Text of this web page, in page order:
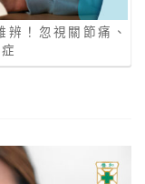
！忽視關節痛、